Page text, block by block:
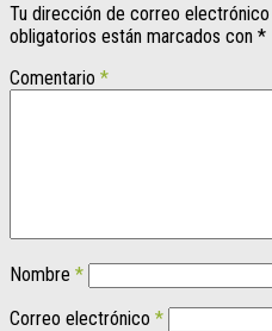
Tu dirección de correo electrónico
obligatorios están marcados con *
Comentario *
Nombre *
Correo electrónico *